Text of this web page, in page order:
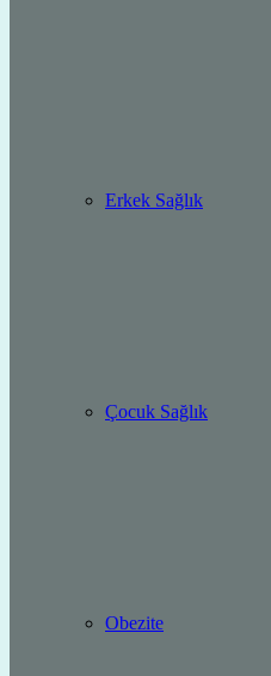
Erkek Sağlık
Çocuk Sağlık
Obezite